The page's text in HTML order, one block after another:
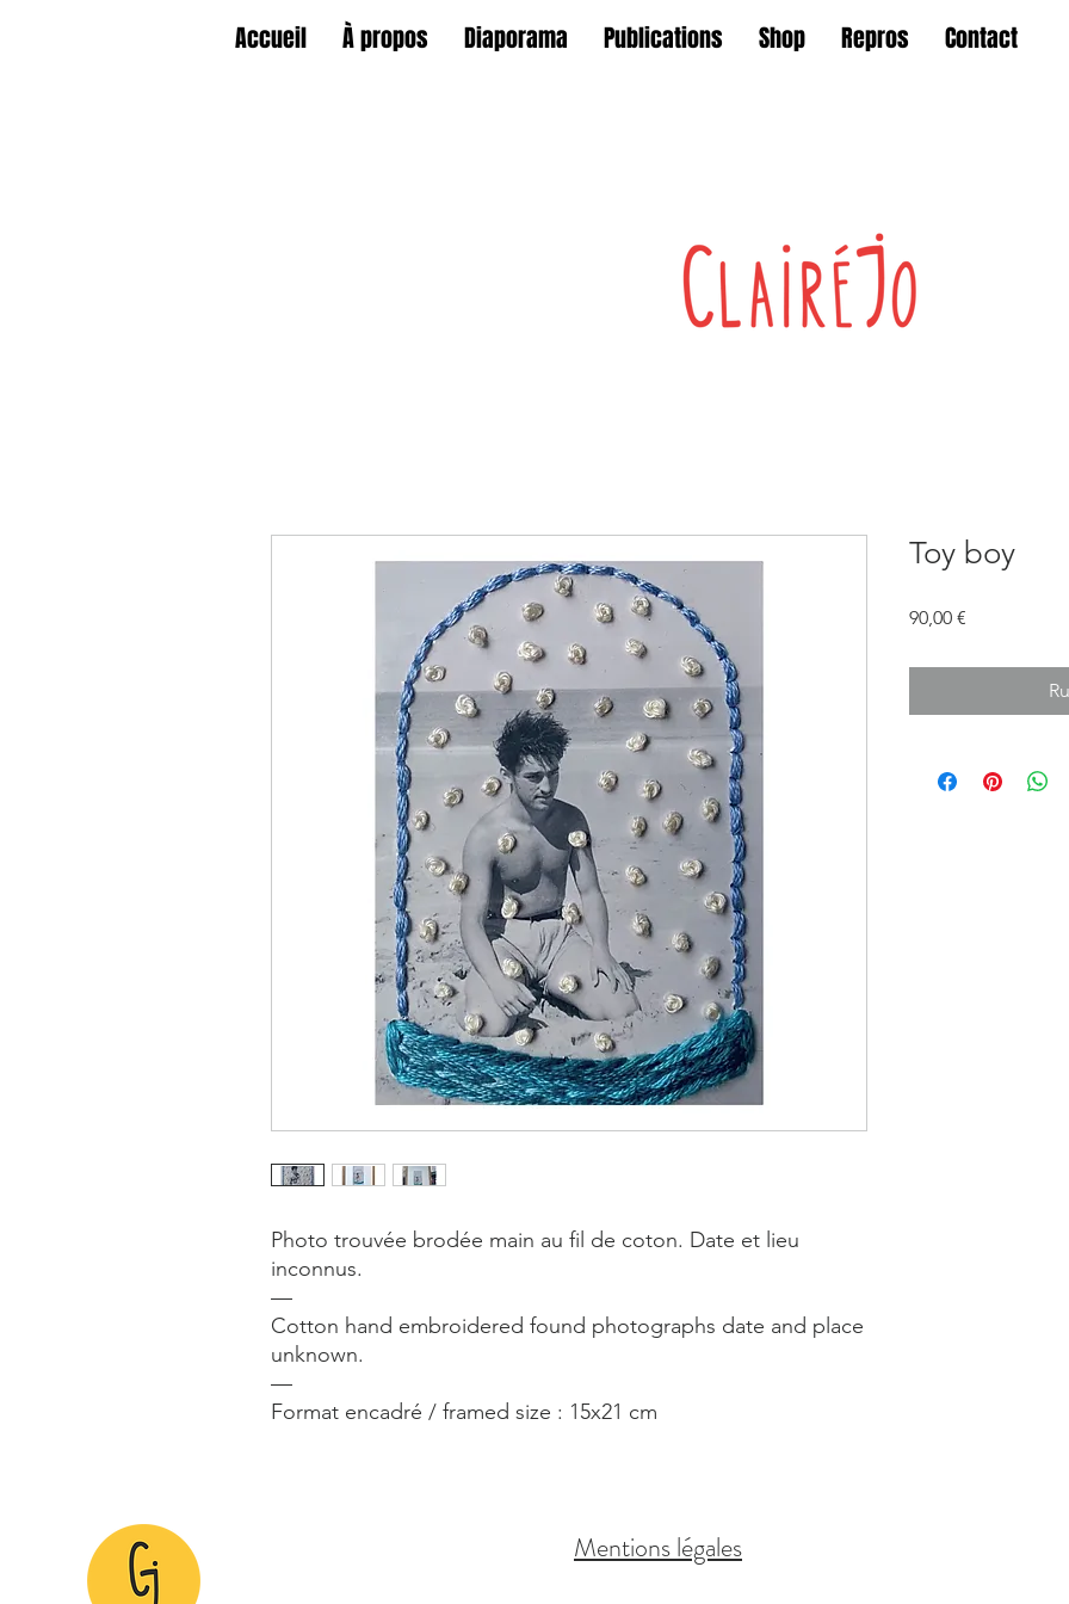
Accueil À propos Diaporama Publications Shop Repros Contact
Photo trouvée brodée main au fil de coton. Date et lieu
inconnus.
—
Cotton hand embroidered found photographs date and place
unknown.
—
Format encadré / framed size : 15x21 cm
Toy boy
90,00 €
Mentions légales